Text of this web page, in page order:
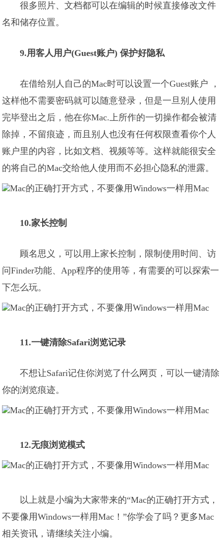
很多照片、文档都可以在编辑的时候直接修改文件
名和储存位置。
9.用客人用户(Guest账户) 保护好隐私
在借给别人自己的Mac时可以设置一个Guest账户 ，
这样他不需要密码就可以随意登录，但是一旦别人使用
完毕登出之后，他在你Mac.上所作的一切操作都会被清
除掉，不留痕迹，而且别人也没有任何权限查看你个人
账户里的内容，比如文档、视频等等。这样就能很安全
的将自己的Mac交给他人使用而不必担心隐私的泄露。
10.家长控制
顾名思义，可以用上家长控制，限制使用时间、访
问Finder功能、App程序的使用等，有需要的可以探索一
下怎么玩。
11.一键清除Safari浏览记录
不想让Safari记住你浏览了什么网页，可以一键清除
你的浏览痕迹。
12.无痕浏览模式
以上就是小编为大家带来的“Mac的正确打开方式，
不要像用Windows一样用Mac！”你学会了吗？更多Mac
相关资讯，请继续关注小编。